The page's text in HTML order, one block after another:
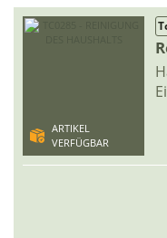
ARTIKEL
VERFÜGBAR